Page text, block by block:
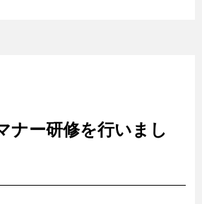
ナー研修を行いまし